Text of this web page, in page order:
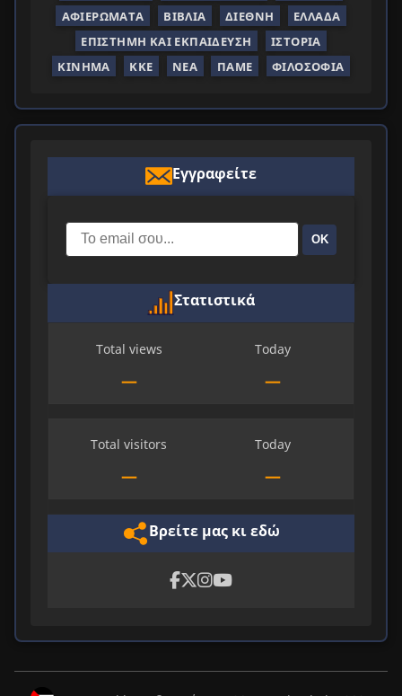
ΑΦΙΕΡΏΜΑΤΑ
ΒΙΒΛΊΑ ΔΙΕΘΝΉ
ΕΛΛΆΔΑ
ΕΠΙΣΤΉΜΗ ΚΑΙ ΕΚΠΑΊΔΕΥΣΗ
ΙΣΤΟΡΊΑ
ΚΊΝΗΜΑ
ΚΚΕ ΝΈΑ ΠΑΜΕ ΦΙΛΟΣΟΦΊΑ
Εγγραφείτε
ΟΚ
Στατιστικά
Total views
—
Today
—
Total visitors
—
Today
—
Βρείτε μας κι εδώ